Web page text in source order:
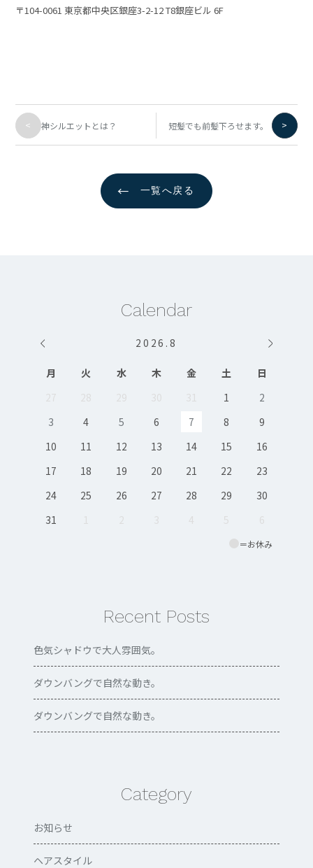
〒104-0061 東京都中央区銀座3-2-12 T8銀座ビル 6F
< 神シルエットとは？ 短髪でも前髪下ろせます。 >
← 一覧へ戻る
Calendar
2026 .8
＝お休み
月 火 水 木 金 土
日
27
28 29 30 31 1
2
3
4 5 6 7 8
9
10
11 12 13 14 15
16
17
18 19 20 21 22
23
24
25 26 27 28 29
30
31
1 2 3 4 5 6
Recent Posts
色気シャドウで大人雰囲気。
ダウンバングで自然な動き。
ダウンバングで自然な動き。
Category
お知らせ
ヘアスタイル